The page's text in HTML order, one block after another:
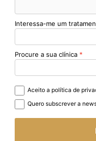
Interessa-me um
Procure a sua clínica
Aceito a política de
Quero subscrever a